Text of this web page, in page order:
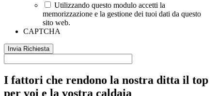
Utilizzando questo modulo accetti la
memorizzazione e la gestione dei tuoi dati da questo
sito web.
CAPTCHA
I fattori che rendono la nostra ditta il top
per voi e la vostra caldaia